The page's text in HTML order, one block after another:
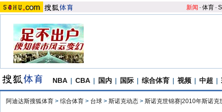
新闻 -体育-S
NBA | CBA | 国内 | 国际 | 综合体育 | 视频 | 中超 |
阿迪达斯搜狐体育 > 综合体育 > 台球 > 斯诺克动态 > 斯诺克世锦赛|2010年斯诺克